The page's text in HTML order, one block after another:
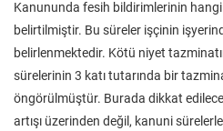
Kanununda fesih bildirimlerinin hangi
belirtilmiştir. Bu süreler işçinin
belirlenmektedir. Kötü niyet
sürelerinin 3 katı tutarında bir
öngörülmüştür. Burada dikkat
artışı üzerinden değil, kanuni